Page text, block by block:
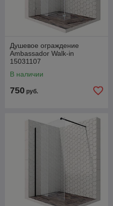
Душевое ограждение
Ambassador Walk-in
15031107
В наличии
750 руб.